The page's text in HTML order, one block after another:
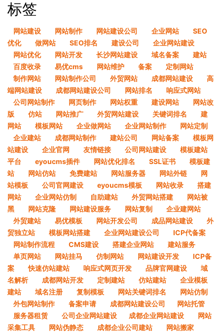
标签
网站建设 网站制作 网站建设公司 企业网站
SEO
优化
做网站 SEO排名 建设公司
企业网站建设
网站优化
网站开发 长沙网站建设 域名备案
建站
百度收录
易优cms 网站维护 备案
定制网站
制作网站
网站制作公司 外贸网站 成都网站建设
高
端网站建设
成都网站建设公司 网站排名
响应式网站
公司网站制作
网页制作 网站权重 建设网站
网站改
版
仿站 网站推广 外贸网站建设 关键词排名
建
网站
模板网站 企业做网站 企业网站制作
网站定制
企业建站
成都网站制作 建站公司 网站备案
模板网
站建设
企业官网 友情链接 公司网站建设
模板建站
平台
eyoucms插件 网站优化排名 SSL证书
模板建
站
网站仿站 免费建站 网站服务器 网站外链
网
站模板
公司官网建设 eyoucms模板 网站收录
搭建
网站
企业网站仿制 自助建站 外贸网站搭建
网站被
黑
网站克隆 网站建设服务 网站复制
企业建网站
外贸建站
易优模板 网站开发公司 成品网站建设
外
贸独立站
模板网站搭建 企业网站建设公司
ICP代备案
网站制作流程
CMS建设 搭建企业网站
建站服务
单页网站
网站挂马 仿制网站 网站建设开发
ICP备
案
快速仿站建站 响应式网页开发 品牌官网建设
域
名解析
成都网站开发 定制建站 仿站建站
企业模板
建站
域名注册 复制模板 网站关键词排名
网站仿制
外包网站制作
备案申请 成都网站建设公司​
网站托管
服务器租赁
公司企业网站建设​ 成都企业网站建设
网站
采集工具
网站伪静态 成都企业公司建站
网站搬家